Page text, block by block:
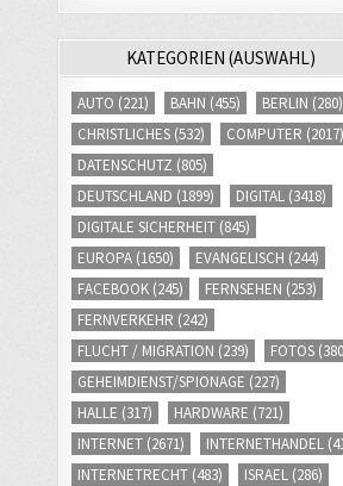
KATEGORIEN (AUSWAHL)
AUTO (221) BAHN (455) BERLIN (280)
CHRISTLICHES (532) COMPUTER (2017)
DATENSCHUTZ (805)
DEUTSCHLAND (1899) DIGITAL (3418)
DIGITALE SICHERHEIT (845)
EUROPA (1650) EVANGELISCH (244)
FACEBOOK (245) FERNSEHEN (253)
FERNVERKEHR (242)
FLUCHT / MIGRATION (239) FOTOS
GEHEIMDIENST/SPIONAGE (227)
HALLE (317) HARDWARE (721)
INTERNET (2671) INTERNETHANDEL
INTERNETRECHT (483) ISRAEL (286)